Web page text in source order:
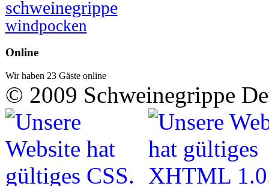
schweinegrippe
windpocken
Online
Wir haben 23 Gäste online
© 2009 Schweinegrippe